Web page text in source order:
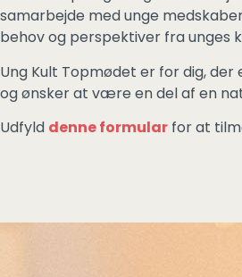
samarbejde med unge
behov og perspektiver fra unges
Ung Kult Topmødet er for dig,
og ønsker at være en del af en
Udfyld denne formular for at